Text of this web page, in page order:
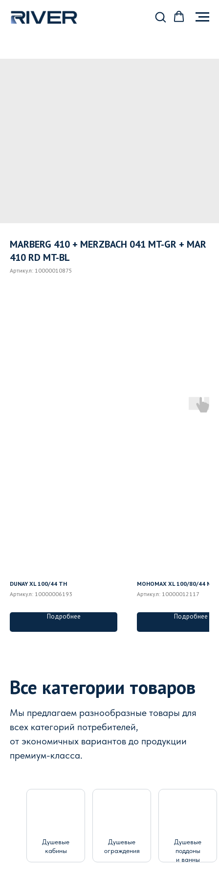
MARBERG 410 + MERZBACH 041 MT-GR + MAR
410 RD MT-BL
Артикул: 10000010875
DUNAY XL 100/44 TH
Артикул: 10000006193
Подробнее
МОНОМАХ XL 100/80/44 МЗ L
Артикул: 10000012117
Подробнее
Все категории товаров
Мы предлагаем разнообразные товары для
всех категорий потребителей,
от экономичных вариантов до продукции
премиум-класса.
Душевые
кабины
Душевые
ограждения
Душевые
поддоны
и ванны